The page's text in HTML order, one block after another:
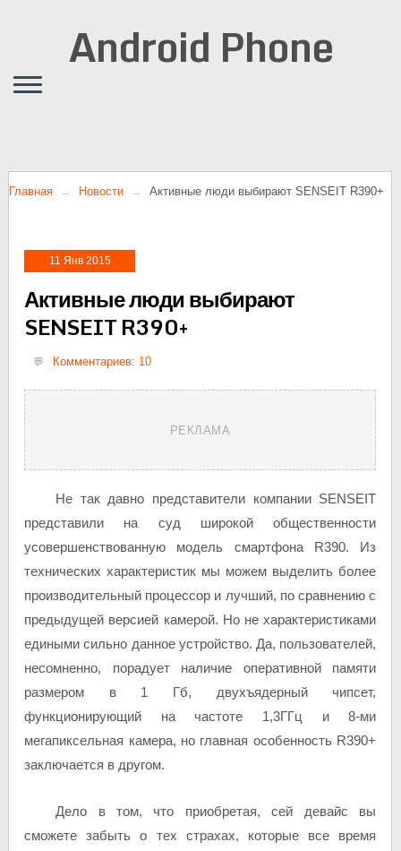
Android Phone
Главная Новости Активные люди выбирают SENSEIT R390+
11 Янв 2015
Активные люди выбирают
SENSEIT R390+
Комментариев: 10
РЕКЛАМА
Не так давно представители компании SENSEIT
представили на суд широкой общественности
усовершенствованную модель смартфона R390. Из
технических характеристик мы можем выделить более
производительный процессор и лучший, по сравнению с
предыдущей версией камерой. Но не характеристиками
едиными сильно данное устройство. Да, пользователей,
несомненно, порадует наличие оперативной памяти
размером в 1 Гб, двухъядерный чипсет,
функционирующий на частоте 1,3ГГц и 8-ми
мегапиксельная камера, но главная особенность R390+
заключается в другом.
Дело в том, что приобретая, сей девайс вы
сможете забыть о тех страхах, которые все время